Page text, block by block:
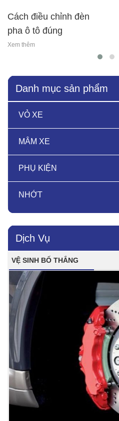
cách điều chỉnh đèn
pha ô tô đúng
Xem thêm
Danh mục sản phẩm
VỎ XE
MÂM XE
PHỤ KIỆN
NHỚT
Dịch Vụ
VỆ SINH BỐ THẮNG